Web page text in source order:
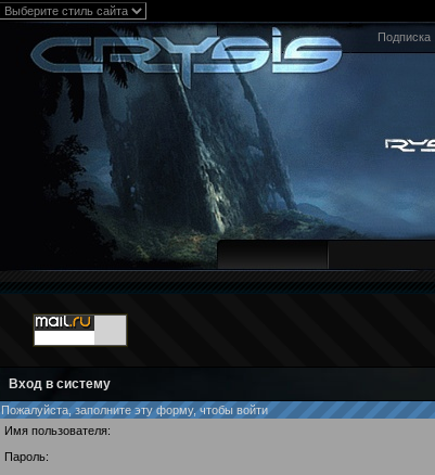
Подписка
Вход в систему
Пожалуйста, заполните эту форму, чтобы войти
Имя пользователя:
Пароль: